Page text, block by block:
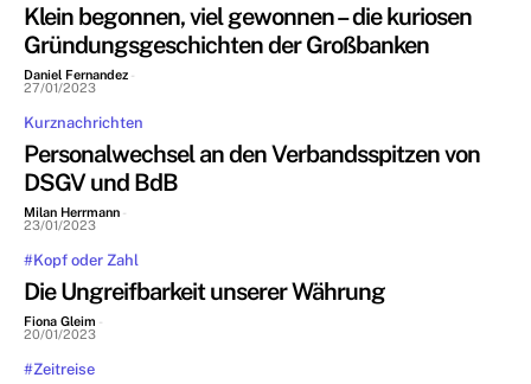
Klein begonnen, viel gewonnen – die kuriosen
Gründungsgeschichten der Großbanken
Daniel Fernandez -
27/01/2023
Kurznachrichten
Personalwechsel an den Verbandsspitzen von
DSGV und BdB
Milan Herrmann -
23/01/2023
#Kopf oder Zahl
Die Ungreifbarkeit unserer Währung
Fiona Gleim -
20/01/2023
#Zeitreise